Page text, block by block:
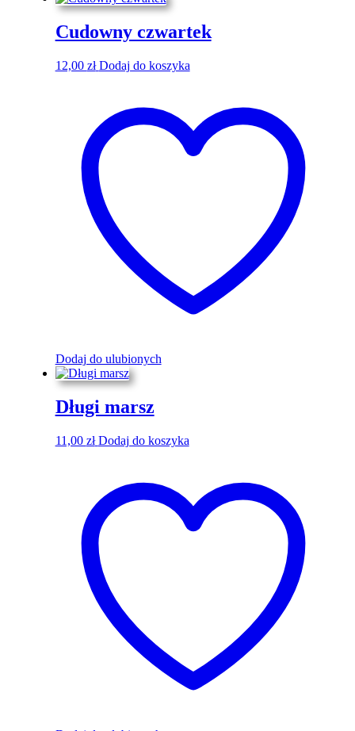
Cudowny czwartek
12,00 zł Dodaj do koszyka
Dodaj do ulubionych
Długi marsz
11,00 zł Dodaj do koszyka